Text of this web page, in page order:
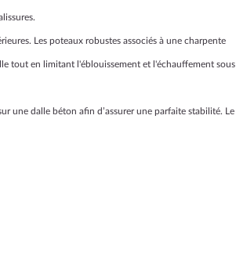
Les poteaux robustes associés à une charpente
tout en limitant l'éblouissement et l'échauffement sous
une dalle béton afin d’assurer une parfaite stabilité. Le